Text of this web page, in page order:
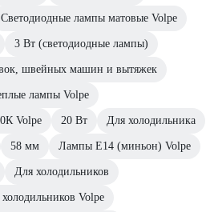
Светодиодные лампы матовые Volpe
3 Вт (светодиодные лампы)
швейных машин и вытяжек
лампы Volpe
Volpe 20 Вт Для холодильника
58 мм Лампы Е14 (миньон) Volpe
Для холодильников
Volpe